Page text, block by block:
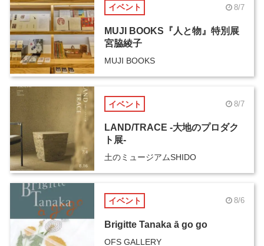
イベント 8/7
MUJI BOOKS『人と物』特別展
宮脇綾子
MUJI BOOKS
イベント 8/7
LAND/TRACE -大地のプロダク
ト展-
土のミュージアムSHIDO
イベント 8/6
Brigitte Tanaka ā go go
OFS GALLERY